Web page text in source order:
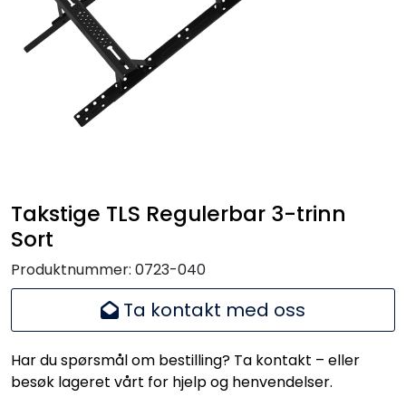
Takstige TLS Regulerbar 3-trinn
Sort
Produktnummer: 0723-040
Ta kontakt med oss
Har du spørsmål om bestilling? Ta kontakt – eller
besøk lageret vårt for hjelp og henvendelser.